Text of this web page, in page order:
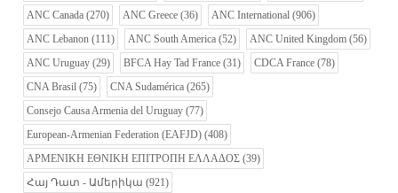
ANC Canada (270) ANC Greece (36) ANC International (906)
ANC Lebanon (111) ANC South America (52) ANC United Kingdom (56)
ANC Uruguay (29) BFCA Hay Tad France (31) CDCA France (78)
CNA Brasil (75) CNA Sudamérica (265)
Consejo Causa Armenia del Uruguay (77)
European-Armenian Federation (EAFJD) (408)
ΑΡΜΕΝΙΚΗ ΕΘΝΙΚΗ ΕΠΙΤΡΟΠΗ ΕΛΛΑΔΟΣ (39)
Հայ Դատ - Ամերիկա (921)